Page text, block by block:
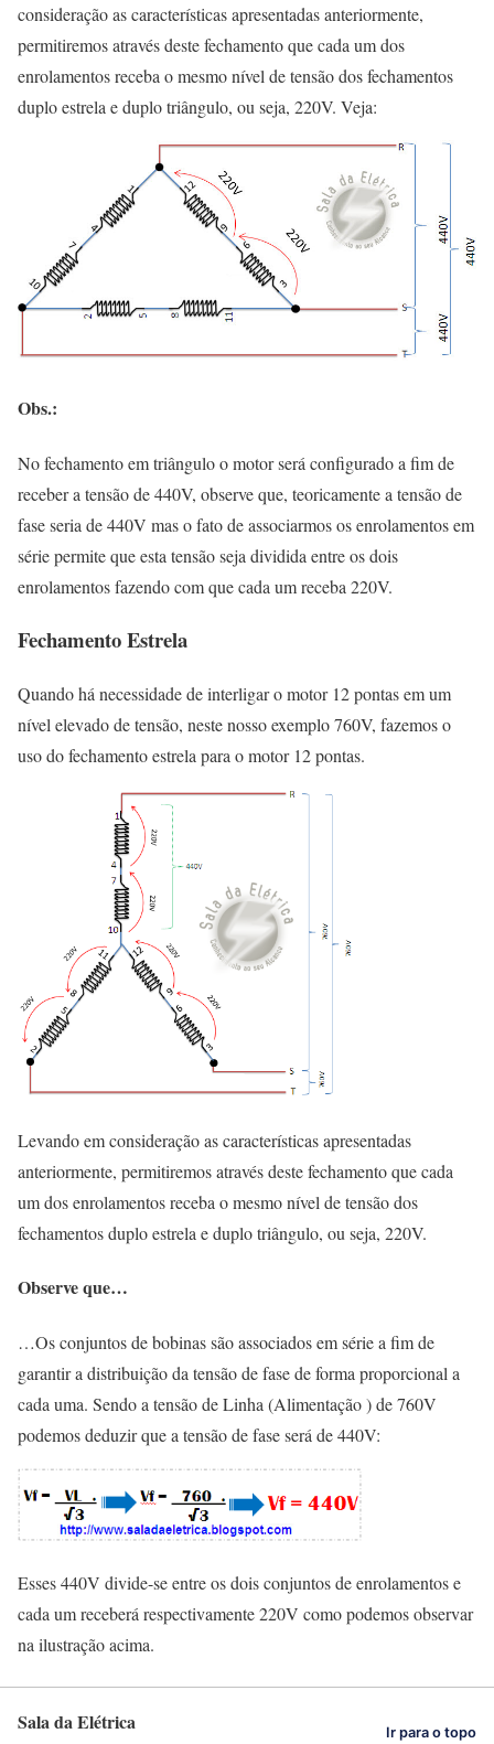
consideração as características apresentadas anteriormente,
permitiremos através deste fechamento que cada um dos
enrolamentos receba o mesmo nível de tensão dos fechamentos
duplo estrela e duplo triângulo, ou seja, 220V. Veja:
Obs.:
No fechamento em triângulo o motor será configurado a fim de
receber a tensão de 440V, observe que, teoricamente a tensão de
fase seria de 440V mas o fato de associarmos os enrolamentos em
série permite que esta tensão seja dividida entre os dois
enrolamentos fazendo com que cada um receba 220V.
Fechamento Estrela
Quando há necessidade de interligar o motor 12 pontas em um
nível elevado de tensão, neste nosso exemplo 760V, fazemos o
uso do fechamento estrela para o motor 12 pontas.
Levando em consideração as características apresentadas
anteriormente, permitiremos através deste fechamento que cada
um dos enrolamentos receba o mesmo nível de tensão dos
fechamentos duplo estrela e duplo triângulo, ou seja, 220V.
Observe que…
…Os conjuntos de bobinas são associados em série a fim de
garantir a distribuição da tensão de fase de forma proporcional a
cada uma. Sendo a tensão de Linha (Alimentação ) de 760V
podemos deduzir que a tensão de fase será de 440V:
Esses 440V divide-se entre os dois conjuntos de enrolamentos e
cada um receberá respectivamente 220V como podemos observar
na ilustração acima.
Sala da Elétrica Ir para o topo